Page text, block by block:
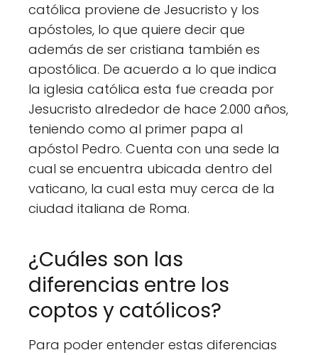
católica proviene de Jesucristo y los
apóstoles, lo que quiere decir que
además de ser cristiana también es
apostólica. De acuerdo a lo que indica
la iglesia católica esta fue creada por
Jesucristo alrededor de hace 2.000 años,
teniendo como al primer papa al
apóstol Pedro. Cuenta con una sede la
cual se encuentra ubicada dentro del
vaticano, la cual esta muy cerca de la
ciudad italiana de Roma.
¿Cuáles son las
diferencias entre los
coptos y católicos?
Para poder entender estas diferencias